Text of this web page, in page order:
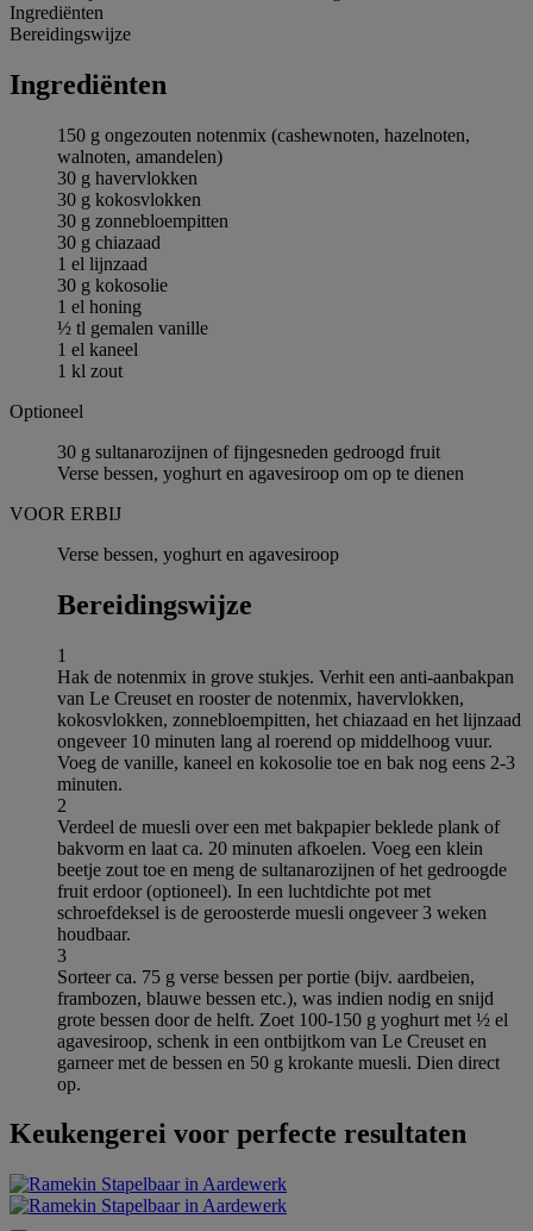
Ingrediёnten
Bereidingswijze
Ingrediёnten
150 g ongezouten notenmix (cashewnoten, hazelnoten,
walnoten, amandelen)
30 g havervlokken
30 g kokosvlokken
30 g zonnebloempitten
30 g chiazaad
1 el lijnzaad
30 g kokosolie
1 el honing
½ tl gemalen vanille
1 el kaneel
1 kl zout
Optioneel
30 g sultanarozijnen of fijngesneden gedroogd fruit
Verse bessen, yoghurt en agavesiroop om op te dienen
VOOR ERBIJ
Verse bessen, yoghurt en agavesiroop
Bereidingswijze
1
Hak de notenmix in grove stukjes. Verhit een anti-aanbakpan
van Le Creuset en rooster de notenmix, havervlokken,
kokosvlokken, zonnebloempitten, het chiazaad en het lijnzaad
ongeveer 10 minuten lang al roerend op middelhoog vuur.
Voeg de vanille, kaneel en kokosolie toe en bak nog eens 2-3
minuten.
2
Verdeel de muesli over een met bakpapier beklede plank of
bakvorm en laat ca. 20 minuten afkoelen. Voeg een klein
beetje zout toe en meng de sultanarozijnen of het gedroogde
fruit erdoor (optioneel). In een luchtdichte pot met
schroefdeksel is de geroosterde muesli ongeveer 3 weken
houdbaar.
3
Sorteer ca. 75 g verse bessen per portie (bijv. aardbeien,
frambozen, blauwe bessen etc.), was indien nodig en snijd
grote bessen door de helft. Zoet 100-150 g yoghurt met ½ el
agavesiroop, schenk in een ontbijtkom van Le Creuset en
garneer met de bessen en 50 g krokante muesli. Dien direct
op.
Keukengerei voor perfecte resultaten